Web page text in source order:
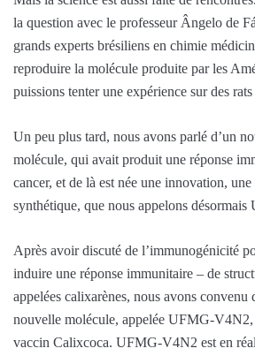
la question avec le professeur Ângelo de
grands experts brésiliens en chimie
reproduire la molécule produite par les
puissions tenter une expérience sur des
Un peu plus tard, nous avons parlé d’un
molécule, qui avait produit une réponse
cancer, et de là est née une innovation,
synthétique, que nous appelons
Après avoir discuté de l’immunogénicité
induire une réponse immunitaire – de
appelées calixarènes, nous avons convenu
nouvelle molécule, appelée UFMG-V4N2,
vaccin Calixcoca. UFMG-V4N2 est en